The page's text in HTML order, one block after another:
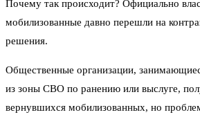
Почему так происходит? Официально
мобилизованные давно перешли на
решения.
Общественные организации,
из зоны СВО по ранению или выслуге,
вернувшихся мобилизованных, но